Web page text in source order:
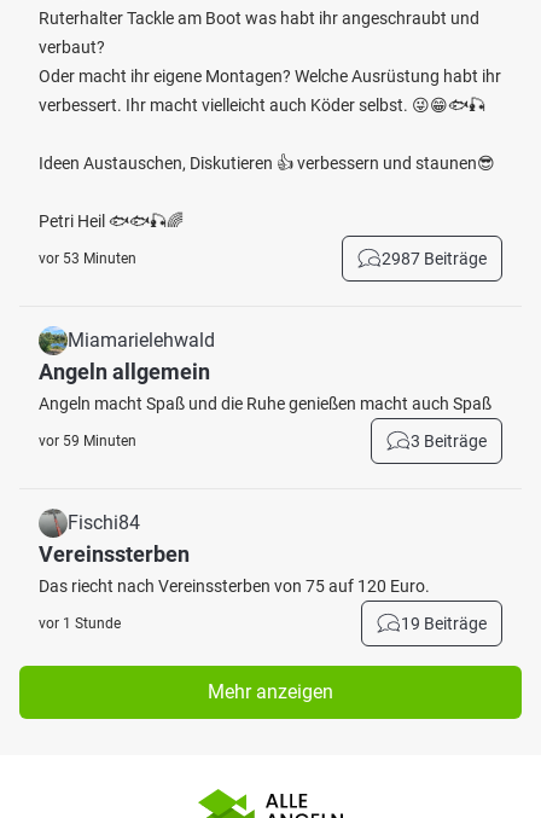
Ruterhalter Tackle am Boot was habt ihr angeschraubt und
verbaut?
Oder macht ihr eigene Montagen? Welche Ausrüstung habt ihr
verbessert. Ihr macht vielleicht auch Köder selbst. 😜😁🐟🎣
Ideen Austauschen, Diskutieren 👍 verbessern und staunen😎
Petri Heil 🐟🐟🎣🌈
vor 53 Minuten 2987 Beiträge
Miamarielehwald
Angeln allgemein
Angeln macht Spaß und die Ruhe genießen macht auch Spaß
vor 59 Minuten 3 Beiträge
Fischi84
Vereinssterben
Das riecht nach Vereinssterben von 75 auf 120 Euro.
vor 1 Stunde 19 Beiträge
Mehr anzeigen